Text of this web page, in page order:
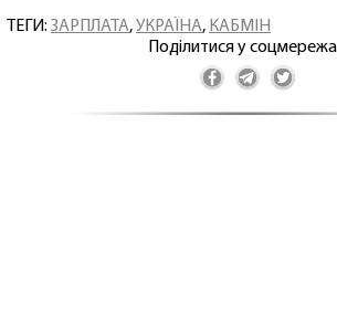
ТЕГИ: ЗАРПЛАТА,УКРАЇНА, КАБМІН
Поділитися у